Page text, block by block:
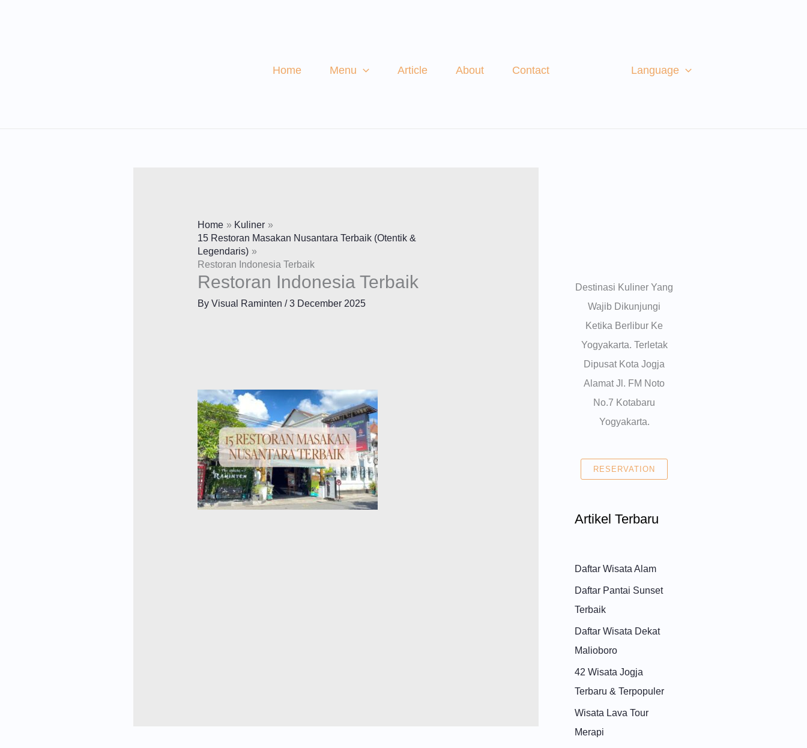
Home Menu Article About Contact Language
Home
Kuliner
15 Restoran Masakan Nusantara Terbaik (Otentik &
Legendaris)
Restoran Indonesia Terbaik
Restoran Indonesia Terbaik
By Visual Raminten /3 December 2025
Destinasi Kuliner Yang
Wajib Dikunjungi
Ketika Berlibur Ke
Yogyakarta. Terletak
Dipusat Kota Jogja
Alamat Jl. FM Noto
No.7 Kotabaru
Yogyakarta.
RESERVATION
Artikel Terbaru
Daftar Wisata Alam
Daftar Pantai Sunset
Terbaik
Daftar Wisata Dekat
Malioboro
42 Wisata Jogja
Terbaru & Terpopuler
Wisata Lava Tour
Merapi